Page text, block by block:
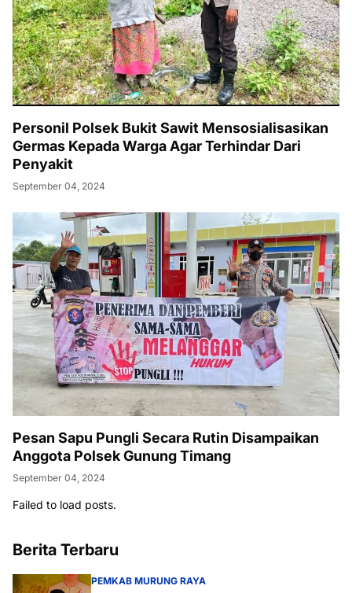
Personil Polsek Bukit Sawit Mensosialisasikan
Germas Kepada Warga Agar Terhindar Dari
Penyakit
September 04, 2024
Pesan Sapu Pungli Secara Rutin Disampaikan
Anggota Polsek Gunung Timang
September 04, 2024
Failed to load posts.
Berita Terbaru
PEMKAB MURUNG RAYA